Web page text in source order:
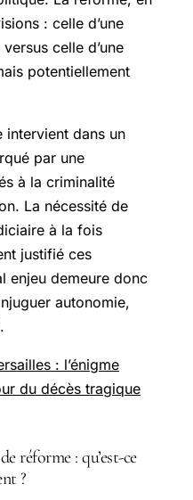
: celle d’une
celle d’une
potentiellement
intervient dans un
par une
à la criminalité
La nécessité de
à la fois
justifié ces
enjeu demeure donc
autonomie,
: l’énigme
du décès tragique
réforme : qu’est-ce
?